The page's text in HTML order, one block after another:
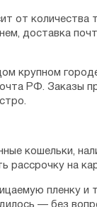
от
доставка
крупном
РФ. Заказы
кошельки,
на
пленку и
— без